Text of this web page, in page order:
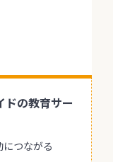
ドの教育サー
つながる